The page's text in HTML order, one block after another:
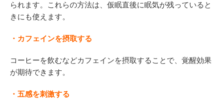
られます。これらの方法は、仮眠直後に眠気が残っていると
きにも使えます。
・カフェインを摂取する
コーヒーを飲むなどカフェインを摂取することで、覚醒効果
が期待できます。
・五感を刺激する